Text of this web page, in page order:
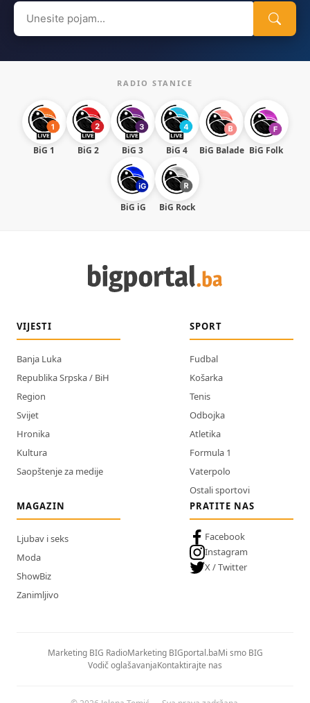
Search
for:
RADIO STANICE
BiG 1 BiG 2 BiG 3 BiG 4 BiG Balade BiG Folk
BiG iG BiG Rock
VIJESTI
Banja Luka
Republika Srpska / BiH
Region
Svijet
Hronika
Kultura
Saopštenje za medije
SPORT
Fudbal
Košarka
Tenis
Odbojka
Atletika
Formula 1
Vaterpolo
Ostali sportovi
MAGAZIN
Ljubav i seks
Moda
ShowBiz
Zanimljivo
PRATITE NAS
Facebook
Instagram
X / Twitter
Marketing BIG RadioMarketing BIGportal.baMi smo BIG
Vodič oglašavanjaKontaktirajte nas